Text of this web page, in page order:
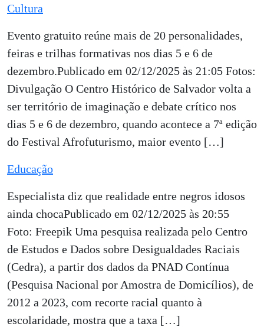
Cultura
Evento gratuito reúne mais de 20 personalidades,
feiras e trilhas formativas nos dias 5 e 6 de
dezembro.Publicado em 02/12/2025 às 21:05 Fotos:
Divulgação O Centro Histórico de Salvador volta a
ser território de imaginação e debate crítico nos
dias 5 e 6 de dezembro, quando acontece a 7ª edição
do Festival Afrofuturismo, maior evento […]
Educação
Especialista diz que realidade entre negros idosos
ainda chocaPublicado em 02/12/2025 às 20:55
Foto: Freepik Uma pesquisa realizada pelo Centro
de Estudos e Dados sobre Desigualdades Raciais
(Cedra), a partir dos dados da PNAD Contínua
(Pesquisa Nacional por Amostra de Domicílios), de
2012 a 2023, com recorte racial quanto à
escolaridade, mostra que a taxa […]